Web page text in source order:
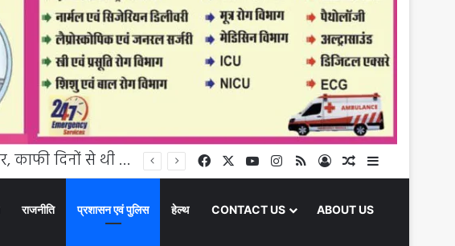
Chandauli News: 25 हजार का इनामी गो-तस्करी गिरोह का सदस्य गिरफ्तार, पुलिस ने अवैध असलहा और पिकअप वाहन किया बरामद Facebook YouTubeInstagram
RSS Log InRandom Article
राजनीति प्रशासन एवं पुलिस हेल्थ CONTACT US ABOUT US